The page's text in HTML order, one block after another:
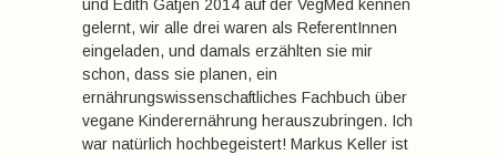
und Edith Gätjen 2014 auf der VegMed kennen
gelernt, wir alle drei waren als ReferentInnen
eingeladen, und damals erzählten sie mir
schon, dass sie planen, ein
ernährungswissenschaftliches Fachbuch über
vegane Kinderernährung herauszubringen. Ich
war natürlich hochbegeistert! Markus Keller ist